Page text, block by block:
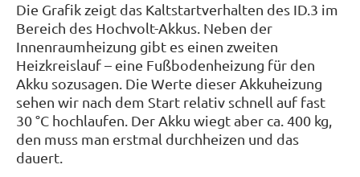
Die Grafik zeigt das Kaltstartverhalten des ID.3 im
Bereich des Hochvolt-Akkus. Neben der
Innenraumheizung gibt es einen zweiten
Heizkreislauf – eine Fußbodenheizung für den
Akku sozusagen. Die Werte dieser Akkuheizung
sehen wir nach dem Start relativ schnell auf fast
30 °C hochlaufen. Der Akku wiegt aber ca. 400 kg,
den muss man erstmal durchheizen und das
dauert.